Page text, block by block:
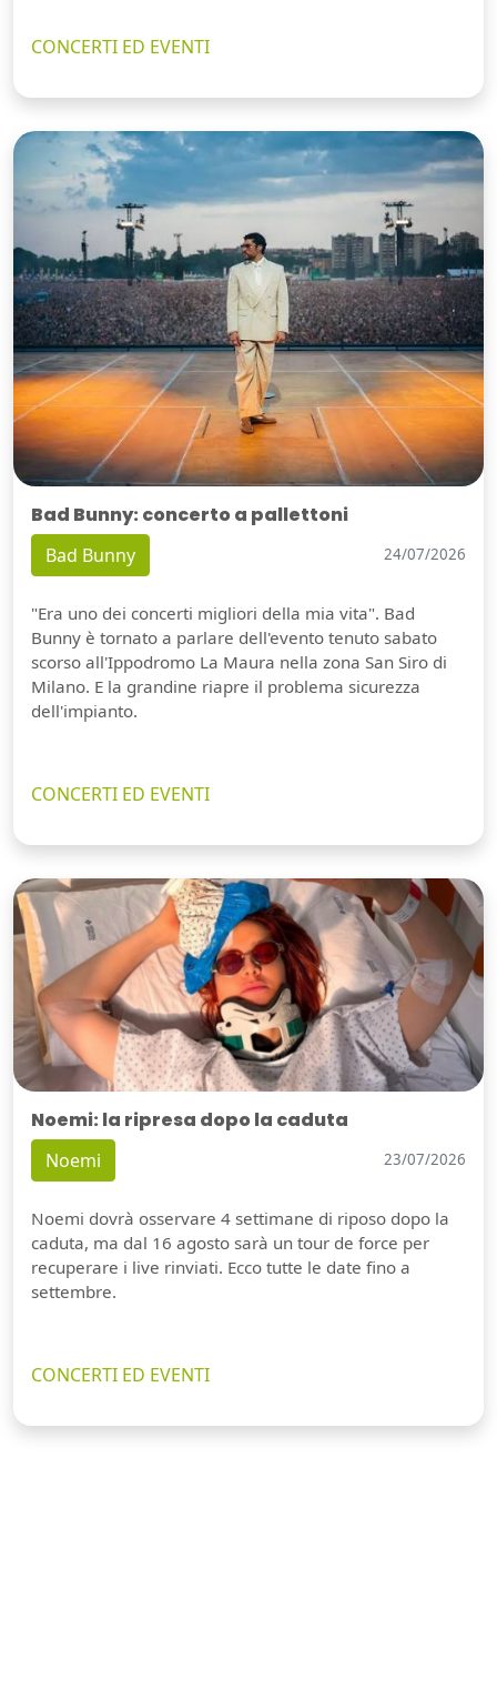
CONCERTI ED EVENTI
Bad Bunny: concerto a pallettoni
Bad Bunny 24/07/2026
"Era uno dei concerti migliori della mia vita". Bad
Bunny è tornato a parlare dell'evento tenuto sabato
scorso all'Ippodromo La Maura nella zona San Siro di
Milano. E la grandine riapre il problema sicurezza
dell'impianto.
CONCERTI ED EVENTI
Noemi: la ripresa dopo la caduta
Noemi 23/07/2026
Noemi dovrà osservare 4 settimane di riposo dopo la
caduta, ma dal 16 agosto sarà un tour de force per
recuperare i live rinviati. Ecco tutte le date fino a
settembre.
CONCERTI ED EVENTI